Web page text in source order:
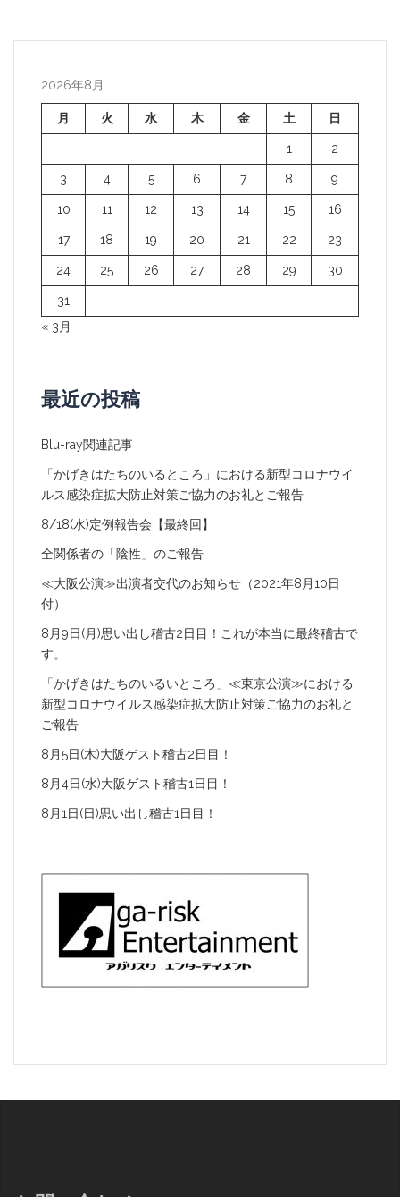
ゲ
シ
ョ
2026年8月
月 火 水 木 金 土 日
1 2
3 4 5 6 7 8 9
10 11 12 13 14 15 16
17 18 19 20 21 22 23
24 25 26 27 28 29 30
31
« 3月
最近の投稿
Blu-ray関連記事
「かげきはたちのいるところ」における新型コロナウイ
ルス感染症拡大防止対策ご協力のお礼とご報告
8/18(水)定例報告会【最終回】
全関係者の「陰性」のご報告
≪大阪公演≫出演者交代のお知らせ（2021年8月10日
付）
8月9日(月)思い出し稽古2日目！これが本当に最終稽古で
す。
「かげきはたちのいるいところ」≪東京公演≫における
新型コロナウイルス感染症拡大防止対策ご協力のお礼と
ご報告
8月5日(木)大阪ゲスト稽古2日目！
8月4日(水)大阪ゲスト稽古1日目！
8月1日(日)思い出し稽古1日目！